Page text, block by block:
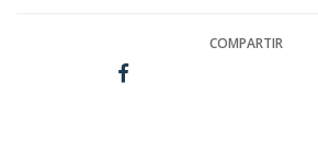
COMPARTIR